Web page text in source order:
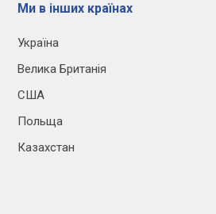
Ми в інших країнах
Україна
Велика Британія
США
Польща
Казахстан